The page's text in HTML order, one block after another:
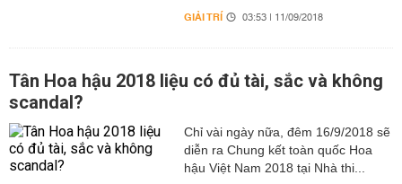
GIẢI TRÍ 03:53 | 11/09/2018
Tân Hoa hậu 2018 liệu có đủ tài, sắc và không
scandal?
Chỉ vài ngày nữa, đêm 16/9/2018 sẽ
diễn ra Chung kết toàn quốc Hoa
hậu Việt Nam 2018 tại Nhà thi...